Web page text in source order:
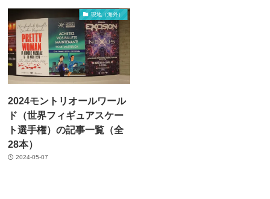
現地（海外）
2024モントリオールワール
ド（世界フィギュアスケー
ト選手権）の記事一覧（全
28本）
2024-05-07